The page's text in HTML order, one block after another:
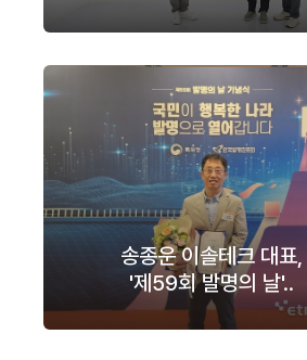
송종운 이솔테크 대표,
'제59회 발명의 날'..